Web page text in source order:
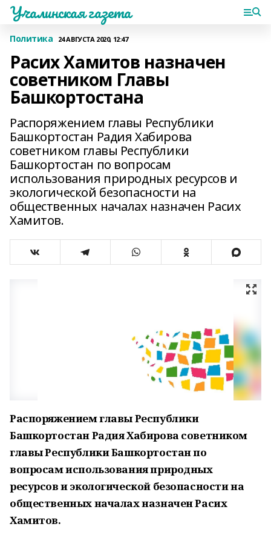
Учалинская газета
Политика 24 АВГУСТА 2020, 12:47
Расих Хамитов назначен
советником Главы
Башкортостана
Распоряжением главы Республики
Башкортостан Радия Хабирова
советником главы Республики
Башкортостан по вопросам
использования природных ресурсов и
экологической безопасности на
общественных началах назначен Расих
Хамитов.
Распоряжением главы Республики
Башкортостан Радия Хабирова советником
главы Республики Башкортостан по
вопросам использования природных
ресурсов и экологической безопасности на
общественных началах назначен Расих
Хамитов.